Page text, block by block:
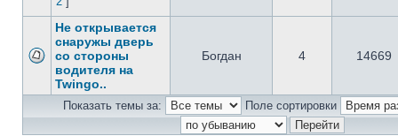
Не открывается
снаружы дверь
со стороны
водителя на
Twingo..
Богдан 4 14669
Показать темы за: Поле сортировки